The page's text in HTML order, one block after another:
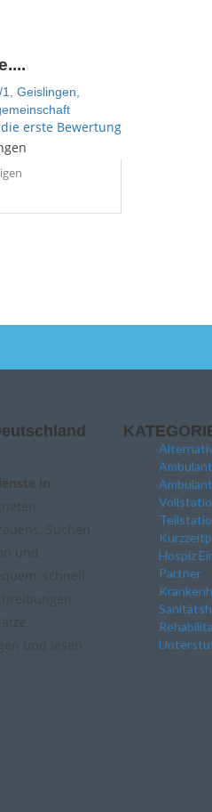
Geislingen,
erste Bewertung
in
Suchen
und
schnell
und lesen
Hospiz
Partner